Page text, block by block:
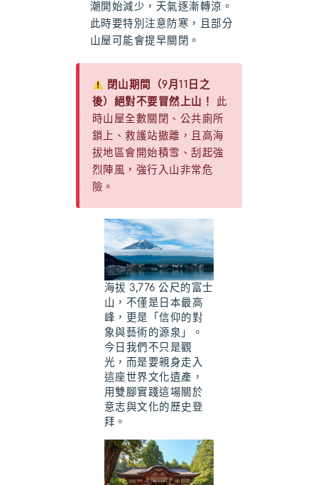
潮開始減少，天氣逐漸轉涼。
此時要特別注意防寒，且部分
山屋可能會提早關閉。
閉山期間（9月11日之
後）絕對不要冒然上山！
此
時山屋全數關閉、公共廁所
鎖上、救護站撤離，且高海
拔地區會開始積雪、刮起強
烈陣風，強行入山非常危
險。
海拔 3,776 公尺的富士
山，不僅是日本最高
峰，更是「信仰的對
象與藝術的源泉」。
今日我們不只是觀
光，而是要親身走入
這座世界文化遺產，
用雙腳實踐這場關於
意志與文化的歷史登
拜。